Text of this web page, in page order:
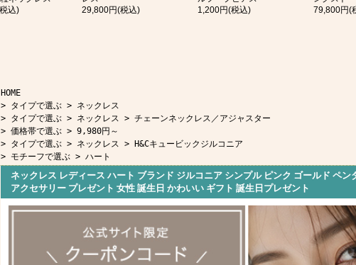
HOME
> タイプで選ぶ > ネックレス
> タイプで選ぶ > ネックレス > チェーンネックレス／アジャスター
> 価格帯で選ぶ > 9,980円～
> タイプで選ぶ > ネックレス >
H&Cキュービックジルコニア
> モチーフで選ぶ > ハート
ネックレス レディース ハート ブランド ジルコニア シンプル ピンク ゴールド ペ
アクセサリー プレゼント 女性 誕生日 かわいい ギフト 誕生日プレゼント